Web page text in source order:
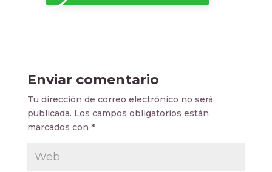
Enviar comentario
Tu dirección de correo electrónico no será
publicada. Los campos obligatorios están
marcados con *